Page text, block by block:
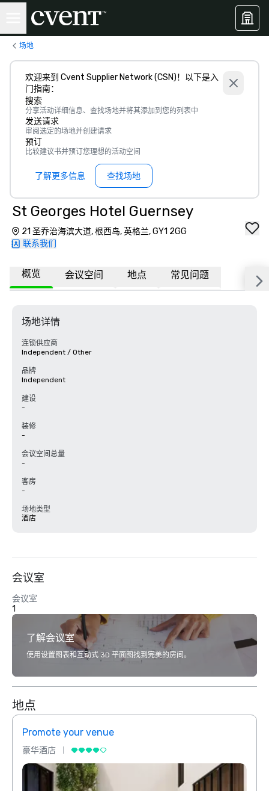
场地
欢迎来到 Cvent Supplier Network (CSN)！以下是入
门指南：
搜索
分享活动详细信息、查找场地并将其添加到您的列表中
发送请求
审阅选定的场地并创建请求
预订
比较建议书并预订您理想的活动空间
了解更多信息 查找场地
St Georges Hotel Guernsey
21 圣乔治海滨大道, 根西岛, 英格兰, GY1 2GG
联系我们
概览 会议空间 地点 常见问题
场地详情
连锁供应商
Independent / Other
品牌
Independent
建设
-
装修
-
会议空间总量
-
客房
-
场地类型
酒店
会议室
会议室
1
了解会议室
使用设置图表和互动式 3D 平面图找到完美的房间。
地点
Promote your venue
豪华酒店